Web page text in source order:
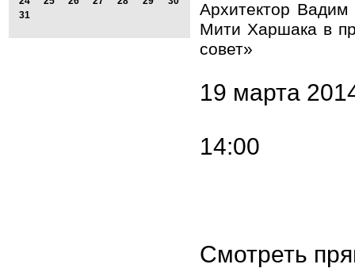
31
Архитектор
Мити Харшака в
совет»
19 марта
14:00
Смотреть